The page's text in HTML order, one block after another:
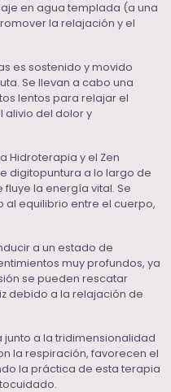
en agua templada (a una
la relajación y el
es sostenido y movido
Se llevan a cabo una
lentos para relajar el
alivio del dolor y
Hidroterapia y el Zen
digitopuntura a lo largo de
la energía vital. Se
equilibrio entre el cuerpo,
a un estado de
muy profundos, ya
se pueden rescatar
debido a la relajación de
a la tridimensionalidad
la respiración, favorecen el
la práctica de esta terapia